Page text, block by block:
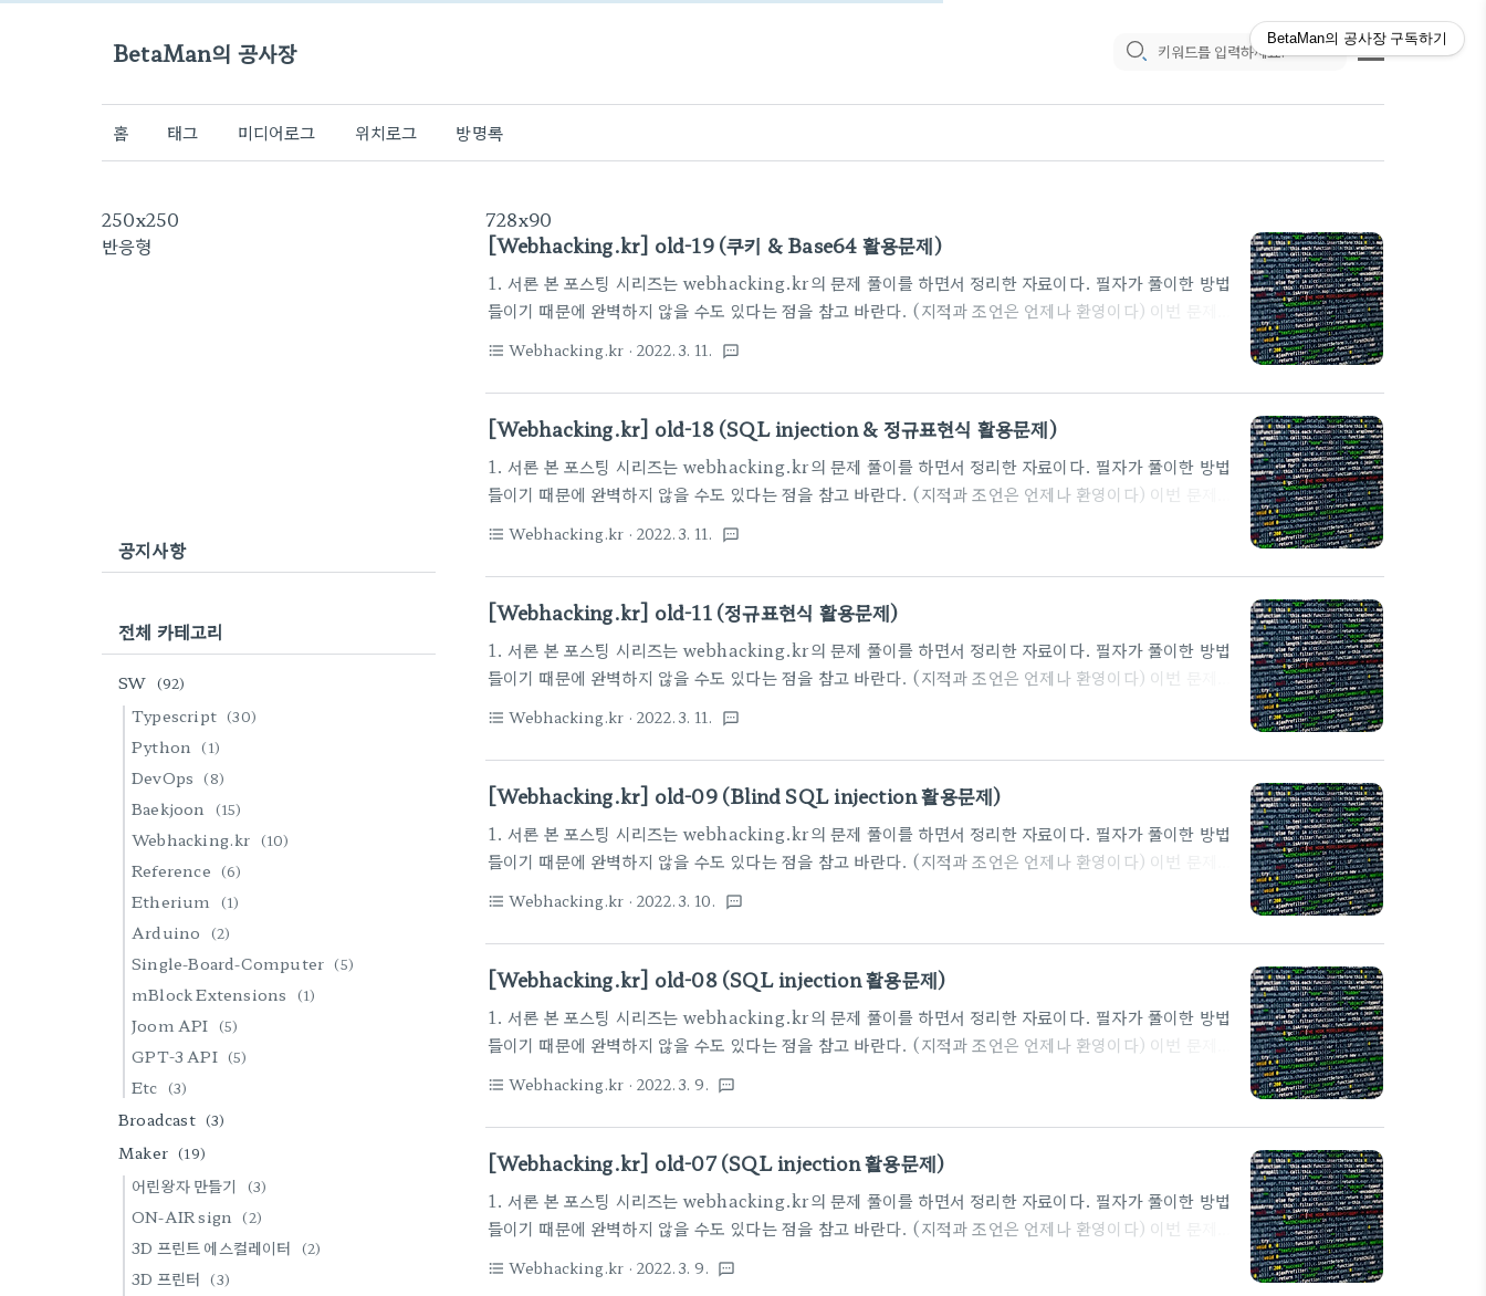
BetaMan의 공사장
홈 태그 미디어로그 위치로그 방명록
728x90
[Webhacking.kr] old-19 (쿠키 & Base64 활용문제)
1. 서론 본 포스팅 시리즈는 webhacking.kr의 문제 풀이를 하면서 정리한 자료이다. 필자가 풀이한 방법
들이기 때문에 완벽하지 않을 수도 있다는 점을 참고 바란다. (지적과 조언은 언제나 환영이다) 이번 문제는
old-19, 쿠키와 Base64 활용이 필요한 문제이다. 2. 본론 이번 문제에 처음 접속하면 이러한 화면을 볼
수 있다. 따로 제공되는 소스코드도 없고 id 입력창과 제출버튼이 있다. 그리고 제출버튼을 눌러보면 GET
파라미터 "id"로 "admin"이라는 문자열이 전달되었고 페이지에는 "you are not admin"이라는 문자
열이 출력된다. 아마 이번 문제는 admin으로 로그인하는 것이 해결 목표인듯하다. 그래서 이번엔
"admin"이라는 문자열 대신 다른 임의의 문자열을 보내..
format_list_bulleted Webhacking.kr · 2022. 3. 11. textsms
[Webhacking.kr] old-18 (SQL injection & 정규표현식 활용문제)
1. 서론 본 포스팅 시리즈는 webhacking.kr의 문제 풀이를 하면서 정리한 자료이다. 필자가 풀이한 방법
들이기 때문에 완벽하지 않을 수도 있다는 점을 참고 바란다. (지적과 조언은 언제나 환영이다) 이번 문제는
old-18, SQL injecion과 정규표현식 활용이 필요한 문제이다. 2. 본론 이번 문제에 처음 접속을 하면 처
음부터 SQL injection을 시도하라고 친절하게 입력폼까지 제공해준다. 이번 문제의 해결조건을 파악하기
위해 소스코드를 확인해보겠다. 이게 이번 문제의 소스코드인데, 눈의 띄는 부분이 두 군데가 있다. 첫째론
정규식필터를 이용해 특정 문자열을 필터링하고 있는 것이고, 둘째론 쿼리를 요청하는 부분인데 거기에 주
석으로 "admin의 no는 2"라고 써져있는 점이다. 이번..
format_list_bulleted Webhacking.kr · 2022. 3. 11. textsms
[Webhacking.kr] old-11 (정규표현식 활용문제)
1. 서론 본 포스팅 시리즈는 webhacking.kr의 문제 풀이를 하면서 정리한 자료이다. 필자가 풀이한 방법
들이기 때문에 완벽하지 않을 수도 있다는 점을 참고 바란다. (지적과 조언은 언제나 환영이다) 이번 문제는
old-11, 정규표현식 활용이 필요한 문제이다. 2. 본론 이번 문제에 접속을 하면 다짜고짜 너는 틀렸다고
한다. 기분이 나쁘다 읍읍 보여지는 모습만으로는 딱히 뭔가를 알 수 없으니 소스코드를 보도록 하자. 이건
이번 문제의 소스코드이다. 이번 문제는 정규표현식만 해석할 줄 안다면 쉽게 해결할 수 있다.
$_SERVER[REMOTE_ADDR]은 접속자의 IP주소이므로 현재 자신의 공인 IP를 확인해서 넣어주
면된다. "\t"의 경우는 "tab 문자"를 의미하는데 URL에서는 직접적으로 ..
format_list_bulleted Webhacking.kr · 2022. 3. 11. textsms
[Webhacking.kr] old-09 (Blind SQL injection 활용문제)
1. 서론 본 포스팅 시리즈는 webhacking.kr의 문제 풀이를 하면서 정리한 자료이다. 필자가 풀이한 방법
들이기 때문에 완벽하지 않을 수도 있다는 점을 참고 바란다. (지적과 조언은 언제나 환영이다) 이번 문제는
old-9, Blind SQL injection 활용이 필요한 문제이다. 2. 본론 이번 문제를 처음 접속하면 이런 화면
이 뜬다. "1, 2, 3"이라는 앵커가 보이고, Password라는 항목으로 Form이 있다. 비밀번호를 입력하는
걸로 봐선 여기에 무언가를 입력해서 submit하면 문제를 해결 할 수 있는 듯 하다. 앵커들을 클릭하면 각
각의 화면을 볼 수 있다. GET 파라미터 "no"의 값이 클릭한 앵커의 숫자로 변하면서 각가의 화면이 보이
는데, 특별하게도 "no"가 3일때는 "..
format_list_bulleted Webhacking.kr · 2022. 3. 10. textsms
[Webhacking.kr] old-08 (SQL injection 활용문제)
1. 서론 본 포스팅 시리즈는 webhacking.kr의 문제 풀이를 하면서 정리한 자료이다. 필자가 풀이한 방법
들이기 때문에 완벽하지 않을 수도 있다는 점을 참고 바란다. (지적과 조언은 언제나 환영이다) 이번 문제는
old-8, SQL injection 활용이 필요한 문제이다. 2. 본론 이번 문제에 처음 접속하면 이러한 화면을 볼
수 있다. "done! (0/70)"이라는 문구를 확인할 수 있는데, 아직까지는 이것의 의미는 알 수가 없다. 근데
조금 이상한 점은 새로고침을 했더니 이러한 페이지로 바뀌었다는 것이다. 다시 여러번 새로고침을 해봐도
이 페이지가 나타나는걸로 봐선 아마 내 접속 정보를 따로 저장해두고 있는듯하다. 이건 이번 문제의 소스
코드이다. DB에 접속하고 쿼리를 요청하는 부분이 있..
format_list_bulleted Webhacking.kr · 2022. 3. 9. textsms
[Webhacking.kr] old-07 (SQL injection 활용문제)
1. 서론 본 포스팅 시리즈는 webhacking.kr의 문제 풀이를 하면서 정리한 자료이다. 필자가 풀이한 방법
들이기 때문에 완벽하지 않을 수도 있다는 점을 참고 바란다. (지적과 조언은 언제나 환영이다) 이번 문제는
old-7, SQL injection 활용이 필요한 문제이다. 2. 본론 이번 문제를 접속해보면 위와 같은 화면이 나
타난다. 처음 접속시에 GET 파라미터 쪽에 "val"라는 항목에 1이 전달되어있다. 이건 이번 문제의 소스코
format_list_bulleted Webhacking.kr · 2022. 3. 9. textsms
250x250
반응형
공지사항
전체 카테고리
SW (92)
Typescript (30)
Python (1)
DevOps (8)
Baekjoon (15)
Webhacking.kr (10)
Reference (6)
Etherium (1)
Arduino (2)
Single-Board-Computer (5)
mBlock Extensions (1)
Joom API (5)
GPT-3 API (5)
Etc (3)
Broadcast (3)
Maker (19)
어린왕자 만들기 (3)
ON-AIR sign (2)
3D 프린트 에스컬레이터 (2)
3D 프린터 (3)
BetaMan의 공사장 구독하기